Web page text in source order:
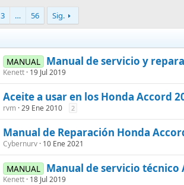
3 … 56 Sig.
MANUAL Manual de servicio y
Kenett 19 Jul 2019
Aceite a usar en los Honda Accord
rvm 29 Ene 2010 2
Manual de Reparación Honda
Cybernurv 10 Ene 2021
MANUAL Manual de servicio técnico
Kenett 18 Jul 2019